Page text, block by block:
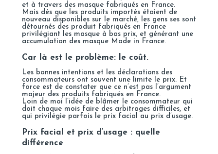
et à travers des masque fabriqués en France.
Mais dés que les produits importés étaient de
nouveau disponibles sur le marché, les gens ses sont
détournés des produit fabriqués en France
privilégiant les masque à bas prix, et générant une
accumulation des masque Made in France.
Car là est le problème: le coût.
Les bonnes intentions et les déclarations des
consommateurs ont souvent une limite le prix. Et
force est de constater que ce n’est pas l’argument
majeur des produits fabriqués en France.
Loin de moi l’idée de blâmer le consommateur qui
doit chaque mois faire des arbitrages difficiles, et
qui privilégie parfois le prix facial au prix d’usage.
Prix facial et prix d’usage : quelle
différence